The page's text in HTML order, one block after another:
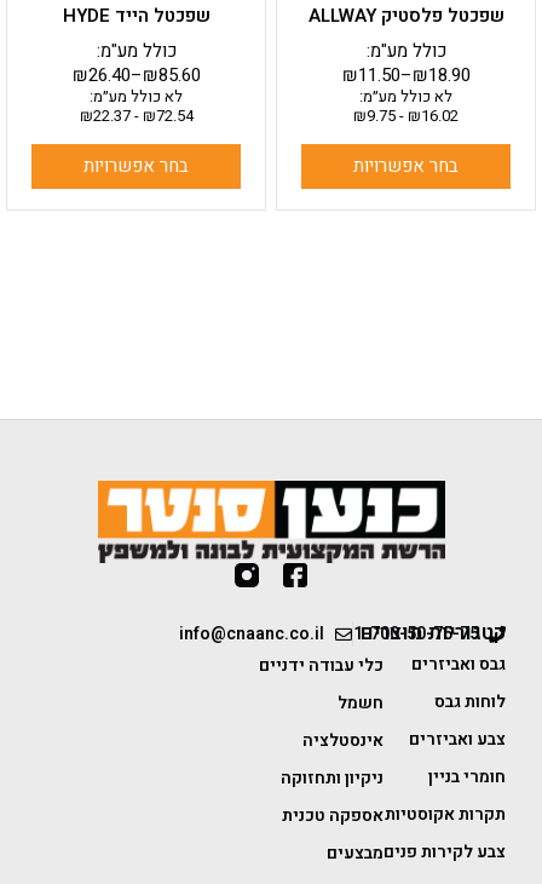
שפכטל פלסטיק ALLWAY
₪11.50–₪18.90
כולל מע"מ:
לא כולל מע״מ:
₪16.02
-
₪9.75
בחר אפשרויות
המוצר
שפכטל הייד HYDE
₪26.40–₪85.60
כולל מע"מ:
לא כולל מע״מ:
₪72.54
-
₪22.37
בחר אפשרויות
המוצר
1-700-50-75-75
info@cnaanc.co.il קטגוריות מוצרים
גבס ואביזרים
לוחות גבס
צבע ואביזרים
חומרי בניין
תקרות אקוסטיות
צבע לקירות פנים
כלי עבודה ידניים
חשמל
אינסטלציה
ניקיון ותחזוקה
אספקה טכנית
מבצעים